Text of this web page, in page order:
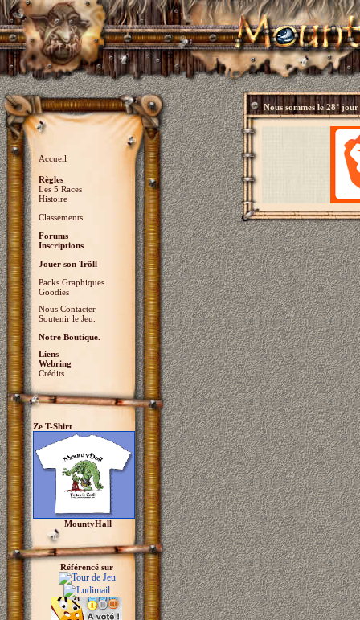
Accueil
Règles
Les 5 Races
Histoire
Classements
Forums
Inscriptions
Jouer son Trõll
Packs Graphiques
Goodies
Nous Contacter
Soutenir le Jeu.
Notre Boutique.
Liens
Webring
Crédits
Ze T-Shirt
MountyHall
Référencé sur
Nous sommes le28° jour